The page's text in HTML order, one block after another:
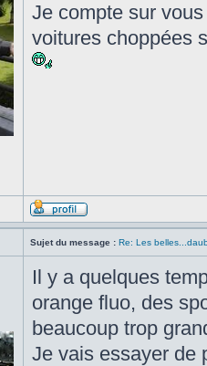
Je compte sur
voitures choppées
Sujet du message : Re: Les
Il y a quelques
orange fluo, des
beaucoup trop
Je vais essayer de